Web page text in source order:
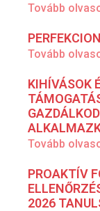
Tovább
Tovább
KIHÍVÁSOK
Tovább
PROAKTÍV
2026